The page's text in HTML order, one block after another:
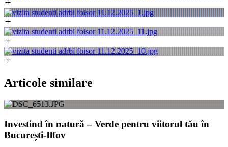
Articole similare
Investind în natură – Verde pentru viitorul tău în
București-Ilfov